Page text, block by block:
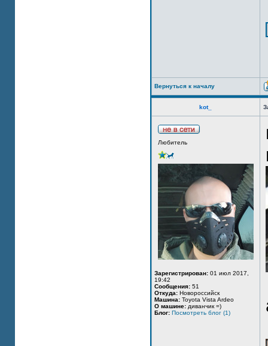
Вернуться к началу
kot_
Любитель
Зарегистрирован: 01 июл 2017,
19:42
Сообщения: 51
Откуда: Новороссийск
Машина: Toyota Vista Ardeo
О машине: диванчик =)
Блог: Посмотреть блог (1)